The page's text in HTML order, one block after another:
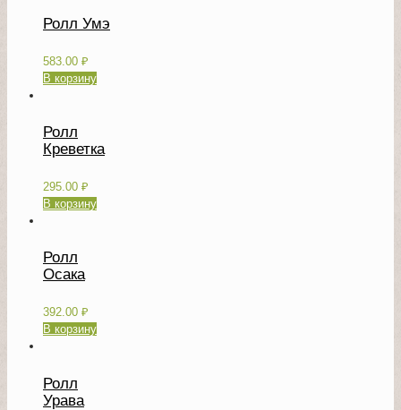
Ролл Умэ
583.00 ₽
В корзину
Ролл
Креветка
295.00 ₽
В корзину
Ролл
Осака
392.00 ₽
В корзину
Ролл
Урава